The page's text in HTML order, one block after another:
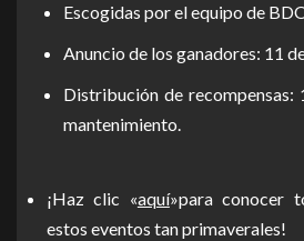
Escogidas por el equipo de
Anuncio de los ganadores: 11
Distribución de recompensas:
mantenimiento.
¡Haz clic «aquí»para conocer
estos eventos tan primaverales!